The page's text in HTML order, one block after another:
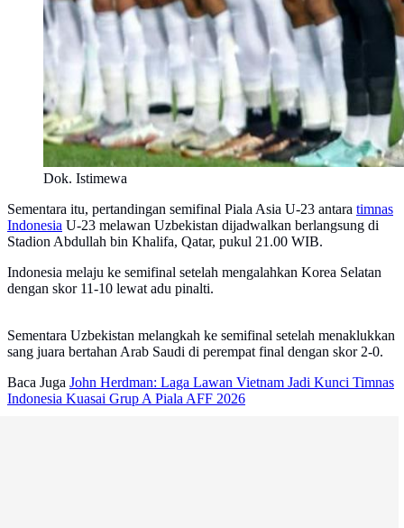
Dok. Istimewa
Sementara itu, pertandingan semifinal Piala Asia U-23 antara timnas
Indonesia U-23 melawan Uzbekistan dijadwalkan berlangsung di
Stadion Abdullah bin Khalifa, Qatar, pukul 21.00 WIB.
Indonesia melaju ke semifinal setelah mengalahkan Korea Selatan
dengan skor 11-10 lewat adu pinalti.
Sementara Uzbekistan melangkah ke semifinal setelah menaklukkan
sang juara bertahan Arab Saudi di perempat final dengan skor 2-0.
Baca Juga John Herdman: Laga Lawan Vietnam Jadi Kunci Timnas
Indonesia Kuasai Grup A Piala AFF 2026